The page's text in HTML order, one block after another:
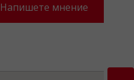
Напишете мнение